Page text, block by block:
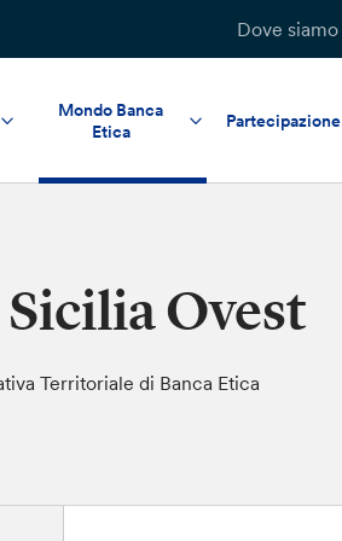
Dove siamo
Mondo Banca
Etica
Partecipazione
Ovest
Territoriale di Banca Etica